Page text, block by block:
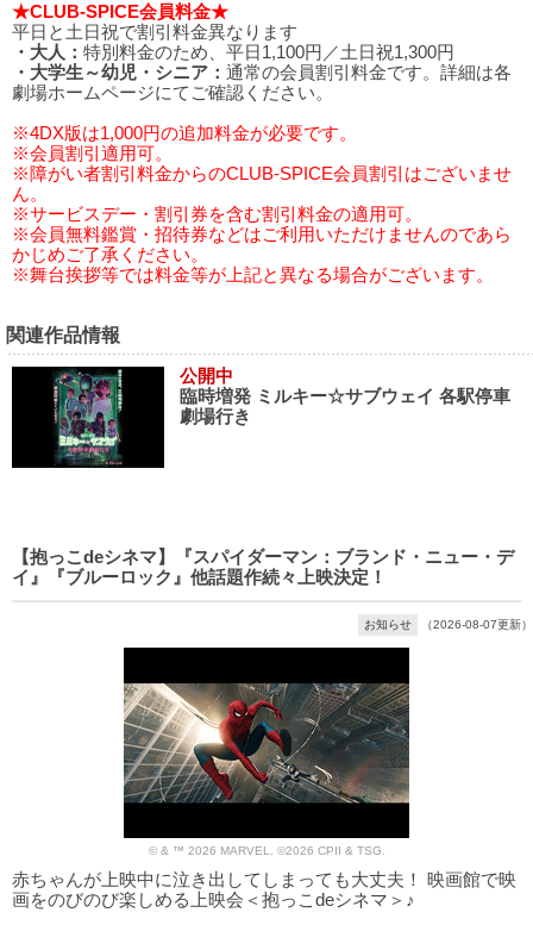
★CLUB-SPICE会員料金★
平日と土日祝で割引料金異なります
・大人： 特別料金のため、平日1,100円／土日祝1,300円
・大学生～幼児・シニア： 通常の会員割引料金です。詳細は各
劇場ホームページにてご確認ください。
※4DX版は1,000円の追加料金が必要です。
※会員割引適用可。
※障がい者割引料金からのCLUB-SPICE会員割引はございませ
ん。
※サービスデー・割引券を含む割引料金の適用可。
※会員無料鑑賞・招待券などはご利用いただけませんのであら
かじめご了承ください。
※舞台挨拶等では料金等が上記と異なる場合がございます。
関連作品情報
公開中
臨時増発 ミルキー☆サブウェイ 各駅停車
劇場行き
【抱っこdeシネマ】『スパイダーマン：ブランド・ニュー・デ
イ』『ブルーロック』他話題作続々上映決定！
お知らせ （2026-08-07更新）
© & ™ 2026 MARVEL. ©2026 CPII & TSG.
赤ちゃんが上映中に泣き出してしまっても大丈夫！ 映画館で映
画をのびのび楽しめる上映会＜抱っこdeシネマ＞♪